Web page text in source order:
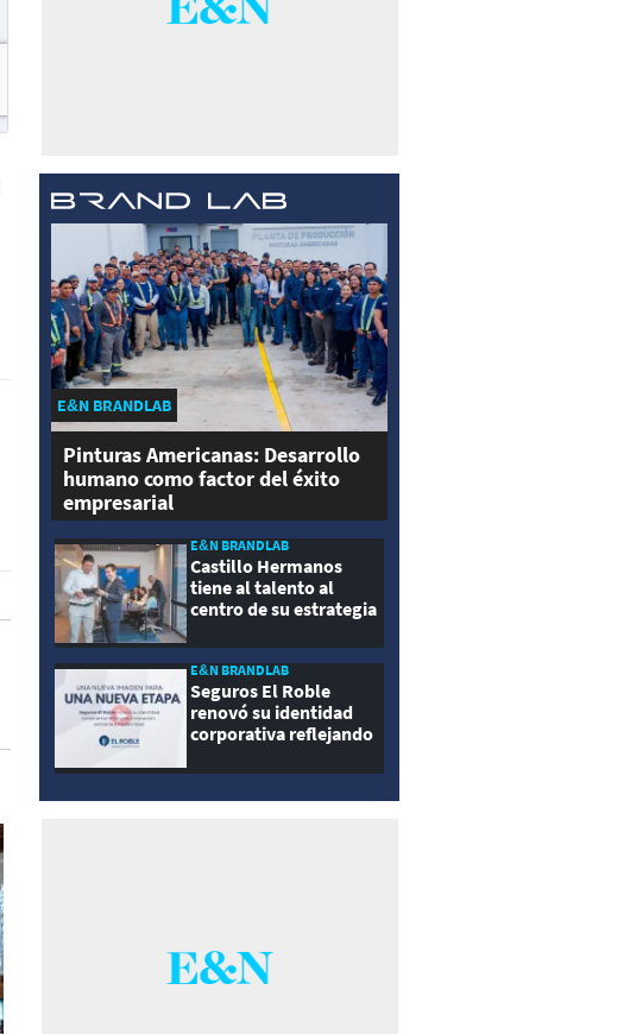
E&N BRANDLAB
Pinturas Americanas: Desarrollo
humano como factor del éxito
empresarial
E&N BRANDLAB
Castillo Hermanos
tiene al talento al
centro de su estrategia
E&N BRANDLAB
Seguros El Roble
renovó su identidad
corporativa reflejando
modernidad